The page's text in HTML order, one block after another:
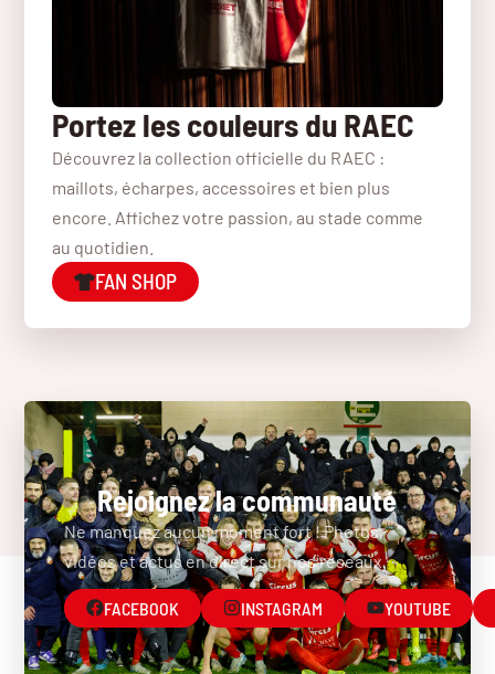
Portez les couleurs du RAEC
Découvrez la collection officielle du RAEC :
maillots, écharpes, accessoires et bien plus
encore. Affichez votre passion, au stade comme
au quotidien.
FAN SHOP
Rejoignez la communauté
Ne manquez aucun moment fort ! Photos,
vidéos et actus en direct sur nos réseaux.
FACEBOOK INSTAGRAM YOUTUBE